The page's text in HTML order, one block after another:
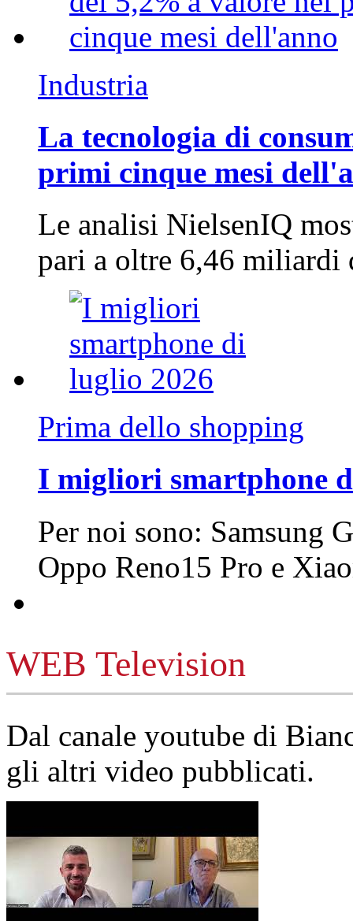
Industria
La tecnologia di
primi cinque mesi
Le analisi NielsenIQ
pari a oltre 6,46
Prima dello shopping
I migliori smartphone
Per noi sono: Samsung
Oppo Reno15 Pro e
WEB Television
Dal canale youtube di
gli altri video pubblicati.